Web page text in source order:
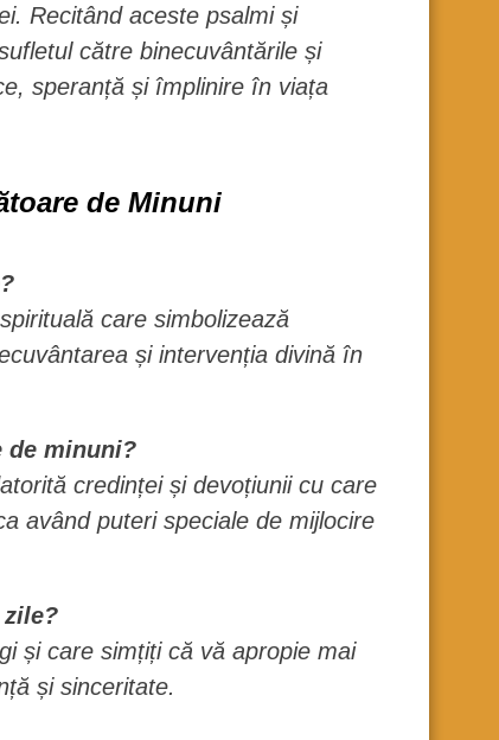
Recitând aceste psalmi și
către binecuvântările și
speranță și împlinire în viața
de Minuni
care simbolizează
și intervenția divină în
de minuni?
credinței și devoțiunii cu care
având puteri speciale de mijlocire
zile?
și care simțiți că vă apropie mai
și sinceritate.